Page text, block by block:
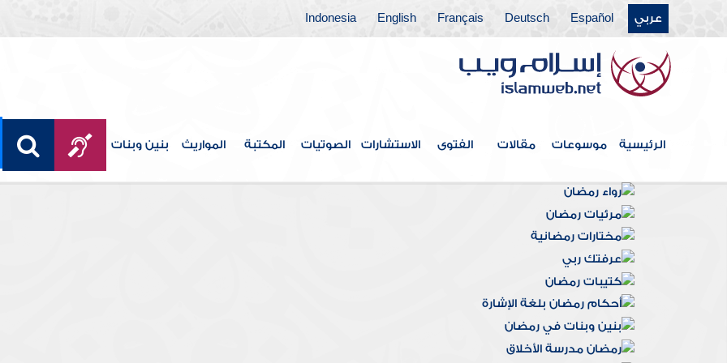
عربي Español
Deutsch
Français
English
Indonesia
الرئيسية موسوعات مقالات الفتوى الاستشارات الصوتيات المكتبة المواريث بنين وبنات